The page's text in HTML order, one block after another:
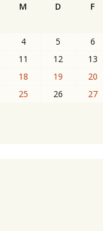
M D F
4 5 6
11 12 13
18 19 20
25 26 27